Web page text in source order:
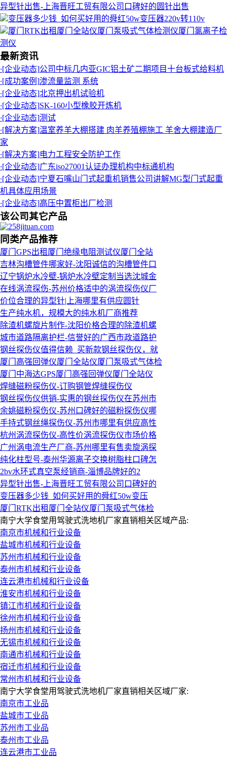
异型针出售-上海晋旺工贸有限公司口碑好的圆针出售
变压器多少钱_如何买好用的舜红50w变压器220v转110v
厦门RTK出租厦门全站仪厦门泵吸式气体检测仪厦门氯离子检
测仪
最新资讯
·[企业动态]公司中标几内亚GIC铝土矿二期项目十台板式给料机
·[成功案例]渗流量监测 系统
·[企业动态]北京押出机试验机
·[企业动态]SK-160小型橡胶开炼机
·[企业动态]测试
·[解决方案]温室养羊大棚搭建 肉羊养殖棚施工 羊舍大棚建造厂
家
·[解决方案]电力工程安全防护工作
·[企业动态]广东iso27001认证办理机构中标通机构
·[企业动态]宁夏石嘴山门式起重机销售公司讲解MG型门式起重
机具体应用场景
·[企业动态]高压中置柜出厂检测
该公司其它产品
同类产品推荐
厦门GPS出租厦门绝缘电阻测试仪厦门全站
吉林沟槽管件哪家好-沈阳诚信的沟槽管件口
辽宁锅炉水冷壁-锅炉水冷壁定制当选沈城金
在线涡流探伤-苏州价格适中的涡流探伤仪厂
价位合理的异型针|上海哪里有供应圆针
生产纯水机，规模大的纯水机厂商推荐
除渣机螺旋片制作-沈阳价格合理的除渣机螺
城市道路隔离护栏-信誉好的广西市政道路护
钢丝探伤仪值得信赖_买新款钢丝探伤仪，就
厦门高强回弹仪厦门全站仪厦门泵吸式气体检
厦门中海达GPS厦门高强回弹仪厦门全站仪
焊缝磁粉探伤仪-订购钢管焊缝探伤仪
钢丝探伤仪供销-实惠的钢丝探伤仪在苏州市
余姚磁粉探伤仪-苏州口碑好的磁粉探伤仪哪
手持式钢丝绳探伤仪-苏州市哪里有供应高性
杭州涡流探伤仪-高性价涡流探伤仪市场价格
广州涡电流生产厂商-苏州哪里有售卖旋涡探
纯化柱型号-泰州华源离子交换树脂柱口碑怎
2bv水环式真空泵经销商-淄博品牌好的2
异型针出售-上海晋旺工贸有限公司口碑好的
变压器多少钱_如何买好用的舜红50w变压
厦门RTK出租厦门全站仪厦门泵吸式气体检
南宁大学食堂用驾驶式洗地机厂家直销相关区域产品:
南京市机械和行业设备
盐城市机械和行业设备
苏州市机械和行业设备
泰州市机械和行业设备
连云港市机械和行业设备
淮安市机械和行业设备
镇江市机械和行业设备
徐州市机械和行业设备
扬州市机械和行业设备
无锡市机械和行业设备
南通市机械和行业设备
宿迁市机械和行业设备
常州市机械和行业设备
南宁大学食堂用驾驶式洗地机厂家直销相关区域厂家:
南京市工业品
盐城市工业品
苏州市工业品
泰州市工业品
连云港市工业品